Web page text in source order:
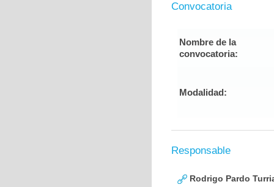
Convocatoria
Nombre de la
convocatoria:
Modalidad:
Responsable
Rodrigo Pardo